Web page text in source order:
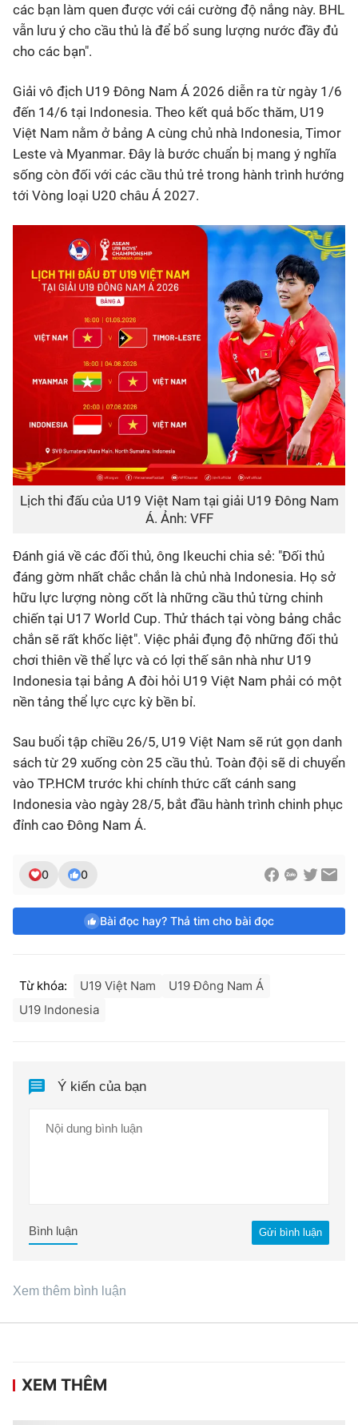
các bạn làm quen được với cái cường độ nắng này. BHL
vẫn lưu ý cho cầu thủ là để bổ sung lượng nước đầy đủ
cho các bạn".
Giải vô địch U19 Đông Nam Á 2026 diễn ra từ ngày 1/6
đến 14/6 tại Indonesia. Theo kết quả bốc thăm, U19
Việt Nam nằm ở bảng A cùng chủ nhà Indonesia, Timor
Leste và Myanmar. Đây là bước chuẩn bị mang ý nghĩa
sống còn đối với các cầu thủ trẻ trong hành trình hướng
tới Vòng loại U20 châu Á 2027.
Lịch thi đấu của U19 Việt Nam tại giải U19 Đông Nam
Á. Ảnh: VFF
Đánh giá về các đối thủ, ông Ikeuchi chia sẻ: "Đối thủ
đáng gờm nhất chắc chắn là chủ nhà Indonesia. Họ sở
hữu lực lượng nòng cốt là những cầu thủ từng chinh
chiến tại U17 World Cup. Thử thách tại vòng bảng chắc
chắn sẽ rất khốc liệt". Việc phải đụng độ những đối thủ
chơi thiên về thể lực và có lợi thế sân nhà như U19
Indonesia tại bảng A đòi hỏi U19 Việt Nam phải có một
nền tảng thể lực cực kỳ bền bỉ.
Sau buổi tập chiều 26/5, U19 Việt Nam sẽ rút gọn danh
sách từ 29 xuống còn 25 cầu thủ. Toàn đội sẽ di chuyển
vào TP.HCM trước khi chính thức cất cánh sang
Indonesia vào ngày 28/5, bắt đầu hành trình chinh phục
đỉnh cao Đông Nam Á.
0 0
Bài đọc hay? Thả tim cho bài đọc
Từ khóa: U19 Việt Nam
U19 Đông Nam Á
U19 Indonesia
Ý kiến của bạn
Gửi bình luận
Bình luận
Xem thêm bình luận
XEM THÊM